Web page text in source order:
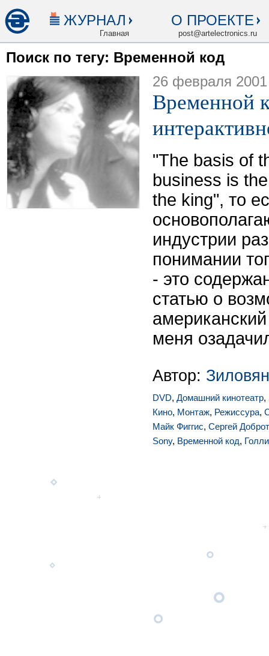
ЖУРНАЛ
Главная
О ПРОЕКТЕ
post@artelectronics.ru
Поиск по тегу: Временной код
26 февраля 2001
Временной
"The basis of
business is
the king", то
индустрии
понимании
- это
статью о
меня
Автор:
DVD, Домашний кинотеатр,
Кино, Монтаж, Режиссура,
Майк Фиггис, Сергей
Sony, Временной код,